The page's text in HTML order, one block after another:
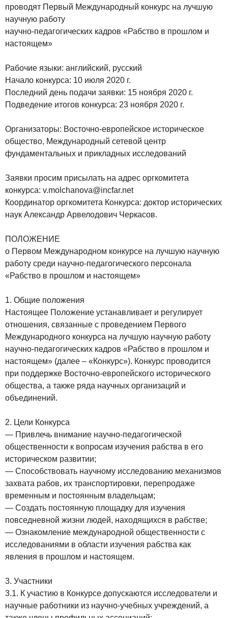
проводят Первый Международный конкурс на лучшую
научную работу
научно-педагогических кадров «Рабство в прошлом и
настоящем»
Рабочие языки: английский, русский
Начало конкурса: 10 июля 2020 г.
Последний день подачи заявки: 15 ноября 2020 г.
Подведение итогов конкурса: 23 ноября 2020 г.
Организаторы: Восточно-европейское историческое
общество, Международный сетевой центр
фундаментальных и прикладных исследований
Заявки просим присылать на адрес оргкомитета
конкурса: v.molchanova@incfar.net
Координатор оргкомитета Конкурса: доктор исторических
наук Александр Арвелодович Черкасов.
ПОЛОЖЕНИЕ
о Первом Международном конкурсе на лучшую научную
работу среди научно-педагогического персонала
«Рабство в прошлом и настоящем»
1. Общие положения
Настоящее Положение устанавливает и регулирует
отношения, связанные с проведением Первого
Международного конкурса на лучшую научную работу
научно-педагогических кадров «Рабство в прошлом и
настоящем» (далее – «Конкурс»). Конкурс проводится
при поддержке Восточно-европейского исторического
общества, а также ряда научных организаций и
объединений.
2. Цели Конкурса
— Привлечь внимание научно-педагогической
общественности к вопросам изучения рабства в его
историческом развитии;
— Способствовать научному исследованию механизмов
захвата рабов, их транспортировки, перепродаже
временным и постоянным владельцам;
— Создать постоянную площадку для изучения
повседневной жизни людей, находящихся в рабстве;
— Ознакомление международной общественности с
исследованиями в области изучения рабства как
явления в прошлом и настоящем.
3. Участники
3.1. К участию в Конкурсе допускаются исследователи и
научные работники из научно-учебных учреждений, а